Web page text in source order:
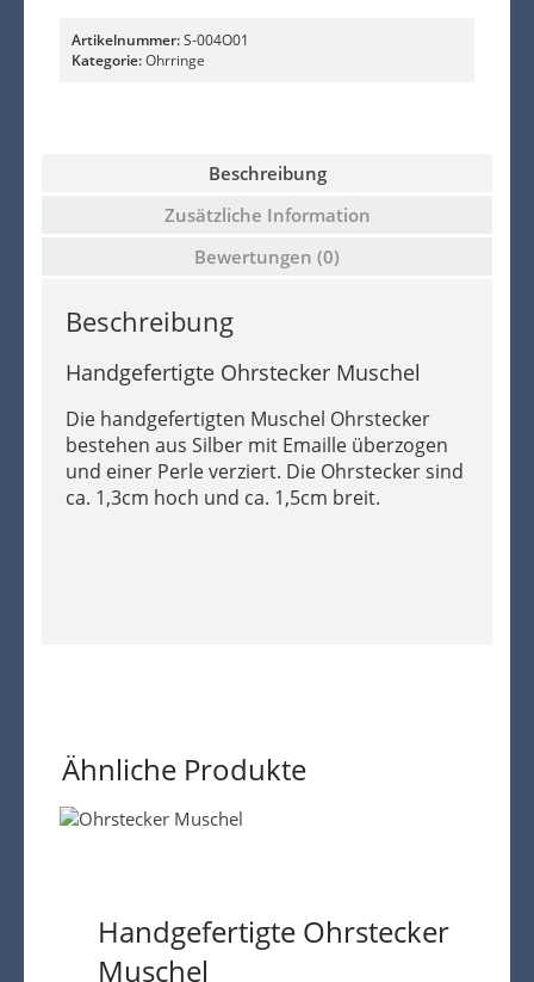
Artikelnummer:S-004O01
Kategorie:Ohrringe
Beschreibung
Zusätzliche Information
Bewertungen (0)
Beschreibung
Handgefertigte Ohrstecker Muschel
Die handgefertigten Muschel Ohrstecker
bestehen aus Silber mit Emaille überzogen
und einer Perle verziert. Die Ohrstecker sind
ca. 1,3cm hoch und ca. 1,5cm breit.
Ähnliche Produkte
Handgefertigte Ohrstecker
Muschel